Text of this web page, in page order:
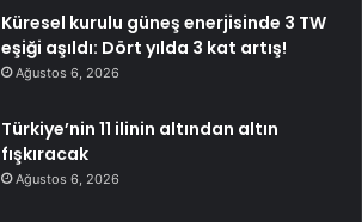
Küresel kurulu güneş enerjisinde 3 TW
eşiği aşıldı: Dört yılda 3 kat artış!
Ağustos 6, 2026
Türkiye’nin 11 ilinin altından altın
fışkıracak
Ağustos 6, 2026